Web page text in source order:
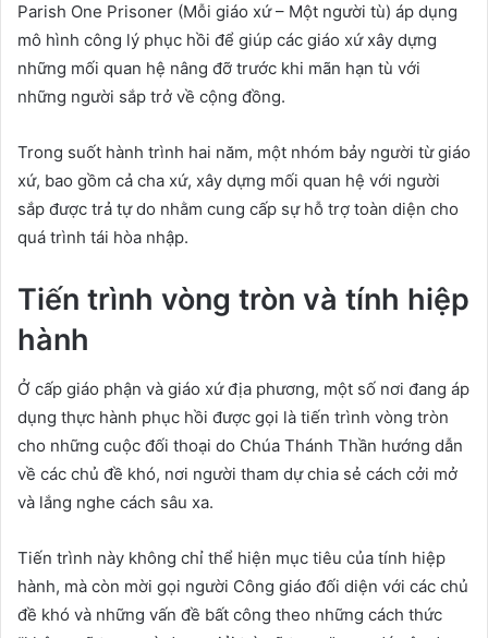
Parish One Prisoner (Mỗi giáo xứ – Một người tù) áp dụng
mô hình công lý phục hồi để giúp các giáo xứ xây dựng
những mối quan hệ nâng đỡ trước khi mãn hạn tù với
những người sắp trở về cộng đồng.
Trong suốt hành trình hai năm, một nhóm bảy người từ giáo
xứ, bao gồm cả cha xứ, xây dựng mối quan hệ với người
sắp được trả tự do nhằm cung cấp sự hỗ trợ toàn diện cho
quá trình tái hòa nhập.
Tiến trình vòng tròn và tính hiệp
hành
Ở cấp giáo phận và giáo xứ địa phương, một số nơi đang áp
dụng thực hành phục hồi được gọi là tiến trình vòng tròn
cho những cuộc đối thoại do Chúa Thánh Thần hướng dẫn
về các chủ đề khó, nơi người tham dự chia sẻ cách cởi mở
và lắng nghe cách sâu xa.
Tiến trình này không chỉ thể hiện mục tiêu của tính hiệp
hành, mà còn mời gọi người Công giáo đối diện với các chủ
đề khó và những vấn đề bất công theo những cách thức